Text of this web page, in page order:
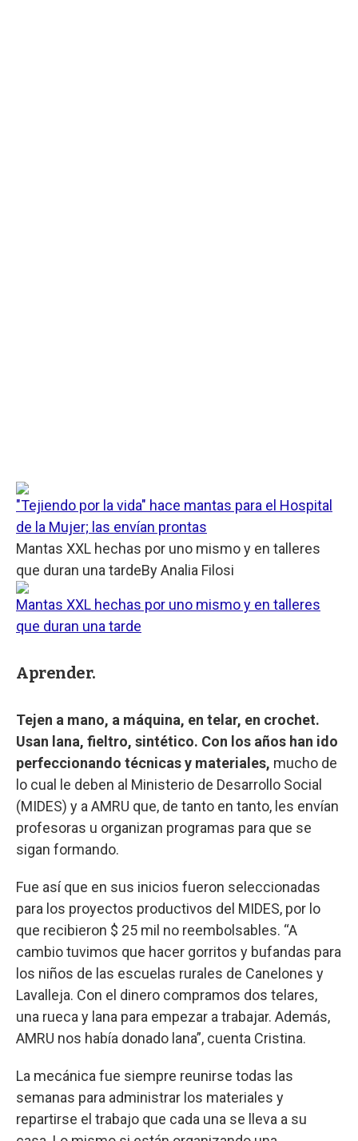
"Tejiendo por la vida" hace mantas para el Hospital
de la Mujer; las envían prontas
Mantas XXL hechas por uno mismo y en talleres
que duran una tardeByAnalia Filosi
Mantas XXL hechas por uno mismo y en talleres
que duran una tarde
Aprender.
Tejen a mano, a máquina, en telar, en crochet.
Usan lana, fieltro, sintético. Con los años han ido
perfeccionando técnicas y materiales, mucho de
lo cual le deben al Ministerio de Desarrollo Social
(MIDES) y a AMRU que, de tanto en tanto, les envían
profesoras u organizan programas para que se
sigan formando.
Fue así que en sus inicios fueron seleccionadas
para los proyectos productivos del MIDES, por lo
que recibieron $ 25 mil no reembolsables. “A
cambio tuvimos que hacer gorritos y bufandas para
los niños de las escuelas rurales de Canelones y
Lavalleja. Con el dinero compramos dos telares,
una rueca y lana para empezar a trabajar. Además,
AMRU nos había donado lana”, cuenta Cristina.
La mecánica fue siempre reunirse todas las
semanas para administrar los materiales y
repartirse el trabajo que cada una se lleva a su